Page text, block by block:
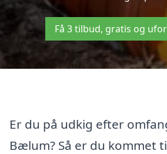
Få 3 tilbud, gratis og
Er du på udkig efter
Bælum? Så er du kommet